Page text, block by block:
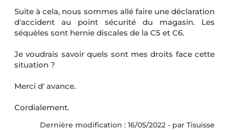
Suite à cela, nous sommes allé faire une déclaration
d'accident au point sécurité du magasin. Les
séquèles sont hernie discales de la C5 et C6.
Je voudrais savoir quels sont mes droits face cette
situation ?
Merci d' avance.
Cordialement.
Dernière modification : 16/05/2022 - par Tisuisse